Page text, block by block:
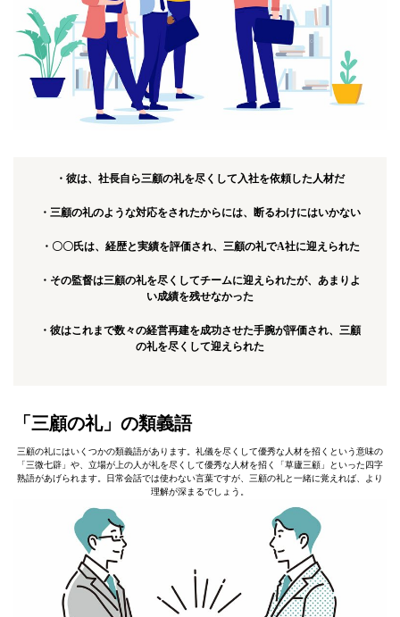
・彼は、社長自ら三顧の礼を尽くして入社を依頼した人材だ
・三顧の礼のような対応をされたからには、断るわけにはいかない
・〇〇氏は、経歴と実績を評価され、三顧の礼でA社に迎えられた
・その監督は三顧の礼を尽くしてチームに迎えられたが、あまりよ
い成績を残せなかった
・彼はこれまで数々の経営再建を成功させた手腕が評価され、三顧
の礼を尽くして迎えられた
「三顧の礼」の類義語
三顧の礼にはいくつかの類義語があります。礼儀を尽くして優秀な人材を招くという意味の
「三微七辟」や、立場が上の人が礼を尽くして優秀な人材を招く「草廬三顧」といった四字
熟語があげられます。日常会話では使わない言葉ですが、三顧の礼と一緒に覚えれば、より
理解が深まるでしょう。